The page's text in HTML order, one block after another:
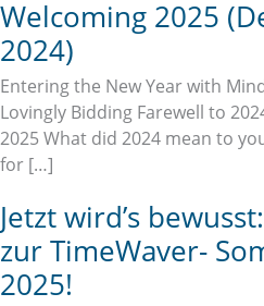
Welcoming 2025
2024)
Entering the New Year with
Lovingly Bidding Farewell to
2025 What did 2024 mean to
for […]
Jetzt wird’s
zur TimeWaver-
2025!